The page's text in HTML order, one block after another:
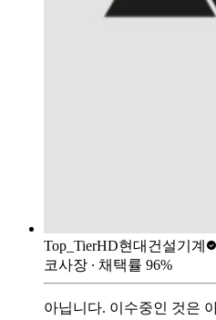
Top_TierHD현대건설기계
코사장 ∙ 채택률 96%
아닙니다. 이수중인 것은